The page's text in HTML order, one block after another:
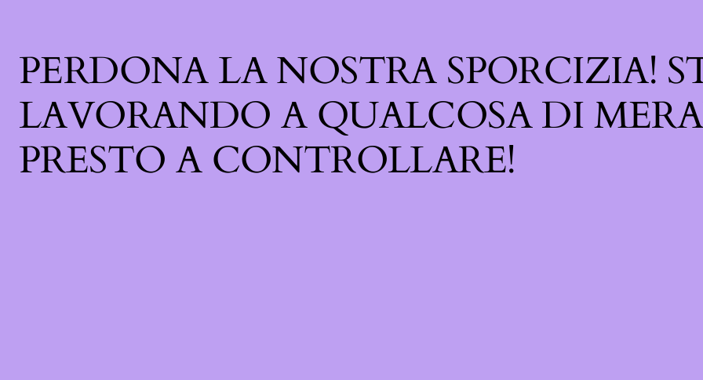
PERDONA LA NOSTRA SPORCIZIA!
LAVORANDO A QUALCOSA DI
PRESTO A CONTROLLARE!